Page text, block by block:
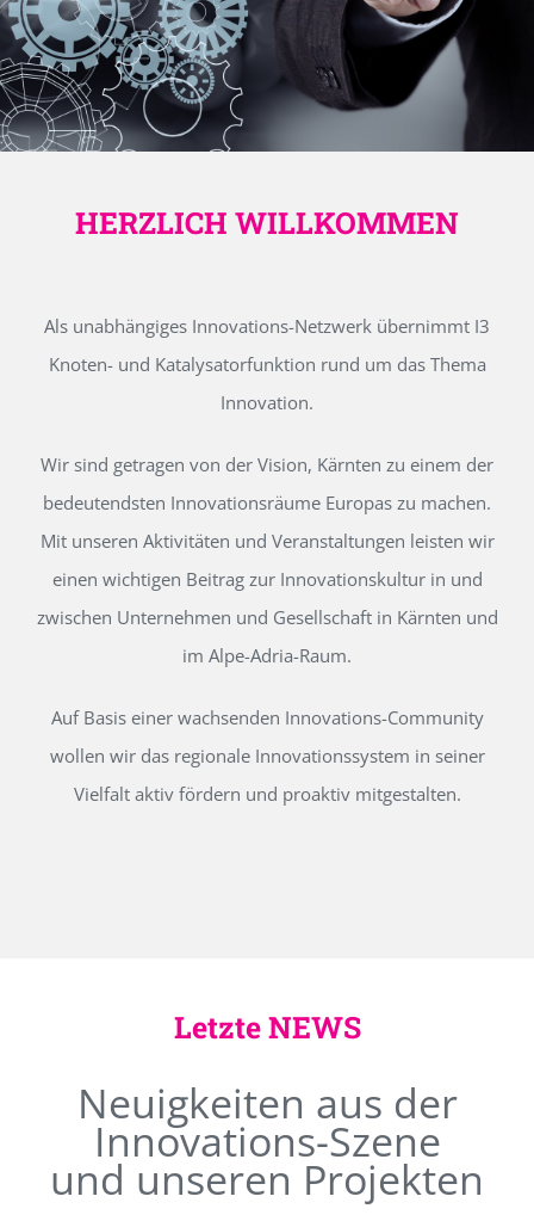
HERZLICH WILLKOMMEN
Als unabhängiges Innovations-Netzwerk übernimmt I3
Knoten- und Katalysatorfunktion rund um das Thema
Innovation.
Wir sind getragen von der Vision, Kärnten zu einem der
bedeutendsten Innovationsräume Europas zu machen.
Mit unseren Aktivitäten und Veranstaltungen leisten wir
einen wichtigen Beitrag zur Innovationskultur in und
zwischen Unternehmen und Gesellschaft in Kärnten und
im Alpe-Adria-Raum.
Auf Basis einer wachsenden Innovations-Community
wollen wir das regionale Innovationssystem in seiner
Vielfalt aktiv fördern und proaktiv mitgestalten.
Letzte NEWS
Neuigkeiten aus der
Innovations-Szene
und unseren Projekten